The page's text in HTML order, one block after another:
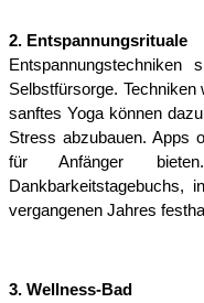
2. Entspannungsrituale
Selbstfürsorge.
sanftes Yoga können
Stress abzubauen. Apps
für Anfänger
Dankbarkeitstagebuchs,
vergangenen Jahres
3. Wellness-Bad